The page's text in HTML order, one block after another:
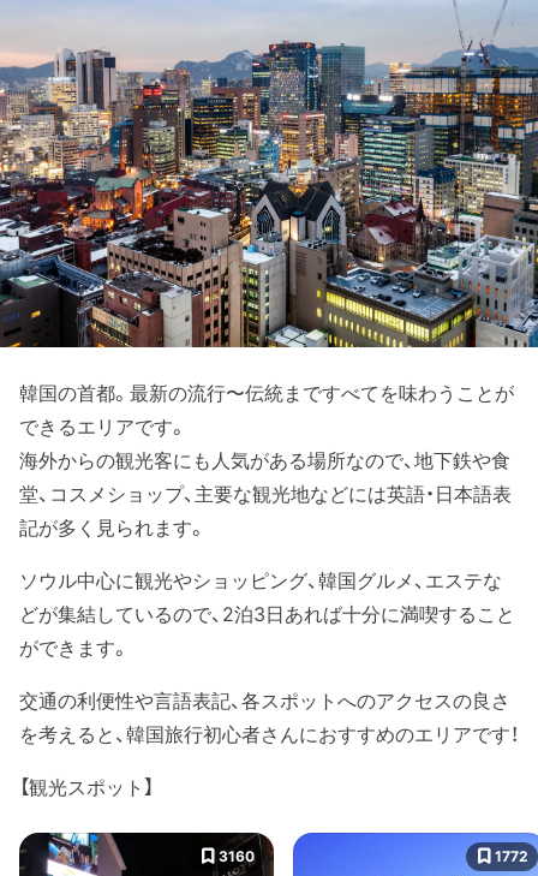
韓国の首都。最新の流行〜伝統まですべてを味わうことが
できるエリアです。
海外からの観光客にも人気がある場所なので、地下鉄や食
堂、コスメショップ、主要な観光地などには英語・日本語表
記が多く見られます。
ソウル中心に観光やショッピング、韓国グルメ、エステな
どが集結しているので、2泊3日あれば十分に満喫すること
ができます。
交通の利便性や言語表記、各スポットへのアクセスの良さ
を考えると、韓国旅行初心者さんにおすすめのエリアです！
【観光スポット】
3160 1772